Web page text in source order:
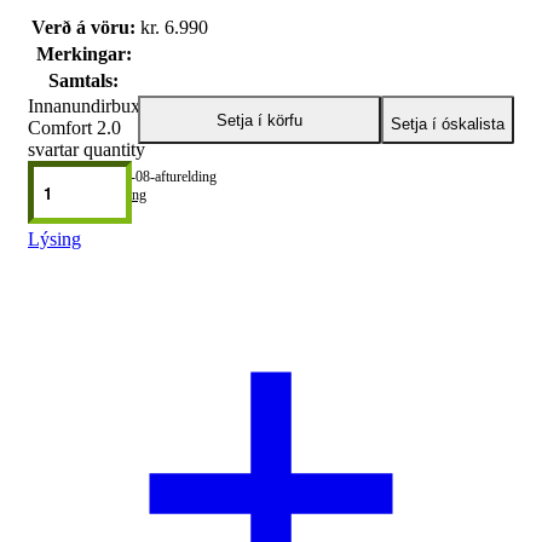
Verð á vöru: kr. 6.990
Merkingar:
Samtals:
Innanundirbuxur
Comfort 2.0
svartar quantity
Setja í körfu Setja í óskalista
6555-08-afturelding
Flokkur:
Afturelding
Lýsing